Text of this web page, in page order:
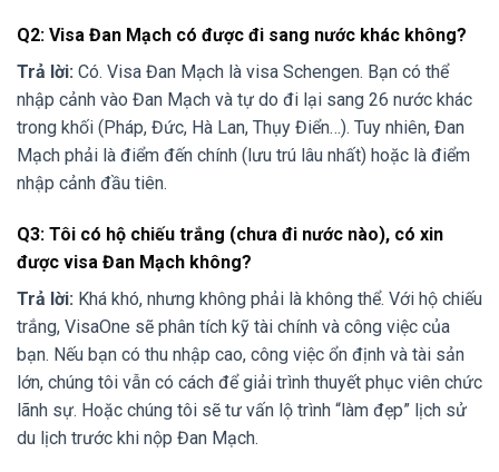
Q2: Visa Đan Mạch có được đi sang nước khác không?
Trả lời: Có. Visa Đan Mạch là visa Schengen. Bạn có thể
nhập cảnh vào Đan Mạch và tự do đi lại sang 26 nước khác
trong khối (Pháp, Đức, Hà Lan, Thụy Điển…). Tuy nhiên, Đan
Mạch phải là điểm đến chính (lưu trú lâu nhất) hoặc là điểm
nhập cảnh đầu tiên.
Q3: Tôi có hộ chiếu trắng (chưa đi nước nào), có xin
được visa Đan Mạch không?
Trả lời: Khá khó, nhưng không phải là không thể. Với hộ chiếu
trắng, VisaOne sẽ phân tích kỹ tài chính và công việc của
bạn. Nếu bạn có thu nhập cao, công việc ổn định và tài sản
lớn, chúng tôi vẫn có cách để giải trình thuyết phục viên chức
lãnh sự. Hoặc chúng tôi sẽ tư vấn lộ trình “làm đẹp” lịch sử
du lịch trước khi nộp Đan Mạch.